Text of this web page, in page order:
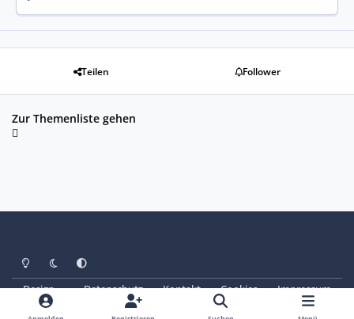
Teilen Follower
Zur Themenliste gehen
Heller ModusDunkler Modus
Systemeinstellung
Design Datenschutz Kontakt Cookies
Impressum
© Copyright 2025 - SAABoteure e. V.
Powered by Invision Community